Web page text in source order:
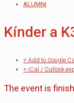
ALUMNI
Kínder a
+ Add to Google
+ iCal / Outlook
The event is